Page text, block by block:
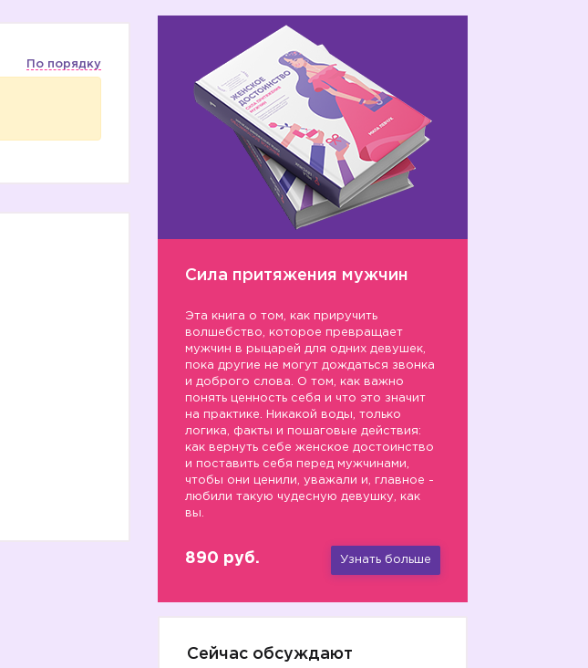
По порядку
Сила притяжения мужчин
Эта книга о том, как приручить
волшебство, которое превращает
мужчин в рыцарей для одних девушек,
пока другие не могут дождаться звонка
и доброго слова. О том, как важно
понять ценность себя и что это значит
на практике. Никакой воды, только
логика, факты и пошаговые действия:
как вернуть себе женское достоинство
и поставить себя перед мужчинами,
чтобы они ценили, уважали и, главное -
любили такую чудесную девушку, как
вы.
890 руб. Узнать больше
Сейчас обсуждают